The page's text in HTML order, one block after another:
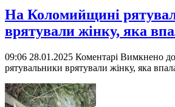
На Коломийщині
врятували жінку, яка
09:06 28.01.2025 Коментарі Вимкнено
рятувальники врятували жінку, яка